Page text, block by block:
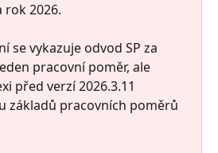
rok 2026.
se vykazuje odvod SP za
pracovní poměr, ale
před verzí 2026.3.11
základů pracovních poměrů